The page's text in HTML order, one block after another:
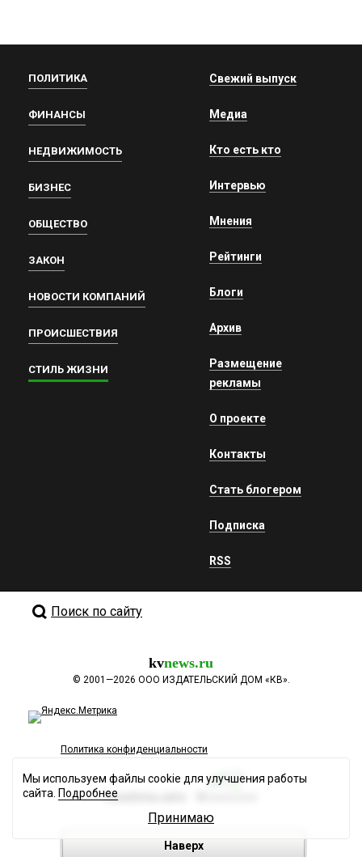
ПОЛИТИКА
ФИНАНСЫ
НЕДВИЖИМОСТЬ
БИЗНЕС
ОБЩЕСТВО
ЗАКОН
НОВОСТИ КОМПАНИЙ
ПРОИСШЕСТВИЯ
СТИЛЬ ЖИЗНИ
Свежий выпуск
Медиа
Кто есть кто
Интервью
Мнения
Рейтинги
Блоги
Архив
Размещение
рекламы
О проекте
Контакты
Стать блогером
Подписка
RSS
Поиск по сайту
kvnews.ru
© 2001—2026 ООО ИЗДАТЕЛЬСКИЙ ДОМ «КВ».
Политика конфиденциальности
Разработка сайта
Наверх
Мы используем файлы cookie для улучшения работы
сайта. Подробнее
Принимаю